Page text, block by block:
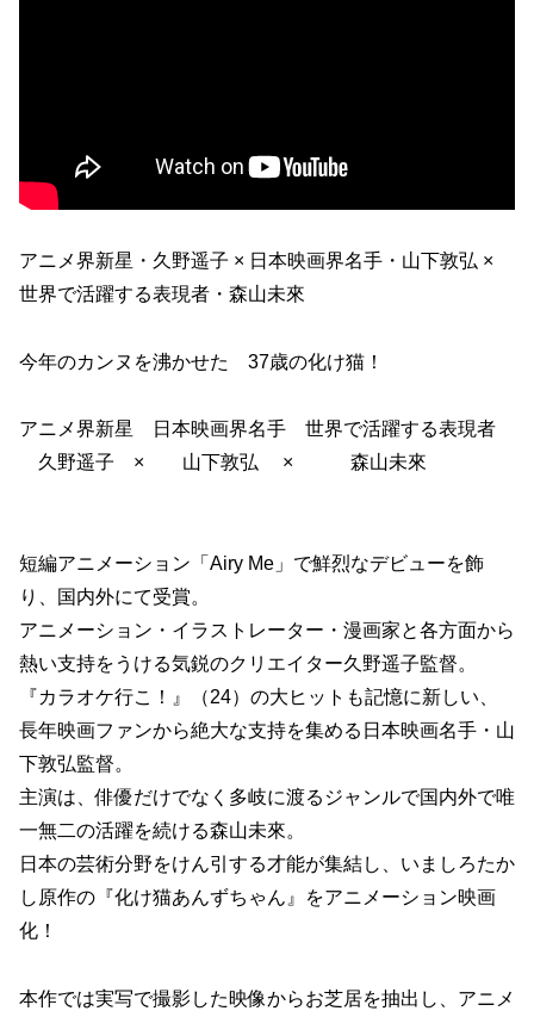
アニメ界新星・久野遥子 × 日本映画界名手・山下敦弘 ×
世界で活躍する表現者・森山未來
今年のカンヌを沸かせた 37歳の化け猫！
アニメ界新星 日本映画界名手 世界で活躍する表現者
久野遥子 × 山下敦弘 × 森山未來
短編アニメーション「Airy Me」で鮮烈なデビューを飾
り、国内外にて受賞。
アニメーション・イラストレーター・漫画家と各方面から
熱い支持をうける気鋭のクリエイター久野遥子監督。
『カラオケ行こ！』（24）の大ヒットも記憶に新しい、
長年映画ファンから絶大な支持を集める日本映画名手・山
下敦弘監督。
主演は、俳優だけでなく多岐に渡るジャンルで国内外で唯
一無二の活躍を続ける森山未來。
日本の芸術分野をけん引する才能が集結し、いましろたか
し原作の『化け猫あんずちゃん』をアニメーション映画
化！
本作では実写で撮影した映像からお芝居を抽出し、アニメ